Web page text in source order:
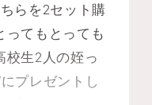
らを2セット購
ってもとっても
校生2人の姪っ
プレゼントし